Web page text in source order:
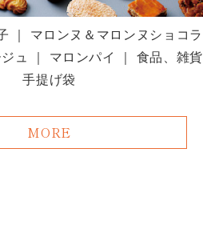
｜ マロンヌ＆マロンヌショコラ
ュ ｜ マロンパイ ｜ 食品、雑貨
手提げ袋
MORE